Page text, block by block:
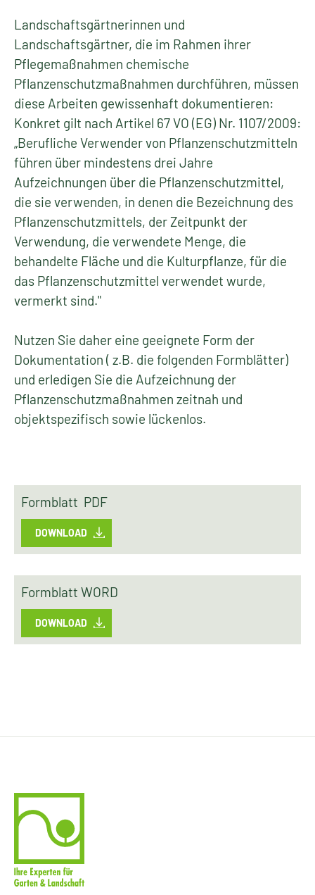
Landschaftsgärtnerinnen und
Landschaftsgärtner, die im Rahmen ihrer
Pflegemaßnahmen chemische
Pflanzenschutzmaßnahmen durchführen, müssen
diese Arbeiten gewissenhaft dokumentieren:
Konkret gilt nach Artikel 67 VO (EG) Nr. 1107/2009:
„Berufliche Verwender von Pflanzenschutzmitteln
führen über mindestens drei Jahre
Aufzeichnungen über die Pflanzenschutzmittel,
die sie verwenden, in denen die Bezeichnung des
Pflanzenschutzmittels, der Zeitpunkt der
Verwendung, die verwendete Menge, die
behandelte Fläche und die Kulturpflanze, für die
das Pflanzenschutzmittel verwendet wurde,
vermerkt sind."
Nutzen Sie daher eine geeignete Form der
Dokumentation ( z.B. die folgenden Formblätter)
und erledigen Sie die Aufzeichnung der
Pflanzenschutzmaßnahmen zeitnah und
objektspezifisch sowie lückenlos.
Formblatt PDF
DOWNLOAD
Formblatt WORD
DOWNLOAD